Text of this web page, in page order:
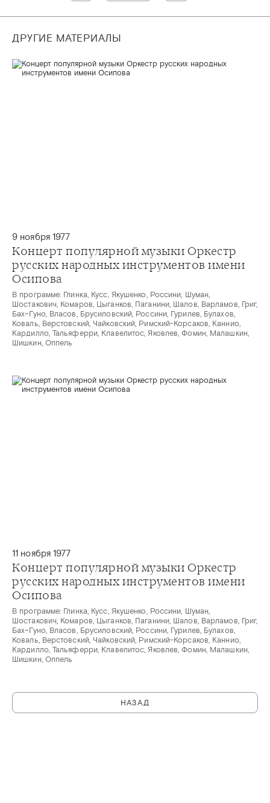
ДРУГИЕ МАТЕРИАЛЫ
9 ноября 1977
Концерт популярной музыки Оркестр
русских народных инструментов имени
Осипова
В программе: Глинка, Кусс, Якушенко, Россини, Шуман,
Шостакович, Комаров, Цыганков, Паганини, Шалов, Варламов, Григ,
Бах–Гуно, Власов, Брусиловский, Россини, Гурилев, Булахов,
Коваль, Верстовский, Чайковский, Римский-Корсаков, Каннио,
Кардилло, Тальяферри, Клавелитос, Яковлев, Фомин, Малашкин,
Шишкин, Оппель
11 ноября 1977
Концерт популярной музыки Оркестр
русских народных инструментов имени
Осипова
В программе: Глинка, Кусс, Якушенко, Россини, Шуман,
Шостакович, Комаров, Цыганков, Паганини, Шалов, Варламов, Григ,
Бах–Гуно, Власов, Брусиловский, Россини, Гурилев, Булахов,
Коваль, Верстовский, Чайковский, Римский-Корсаков, Каннио,
Кардилло, Тальяферри, Клавелитос, Яковлев, Фомин, Малашкин,
Шишкин, Оппель
НАЗАД